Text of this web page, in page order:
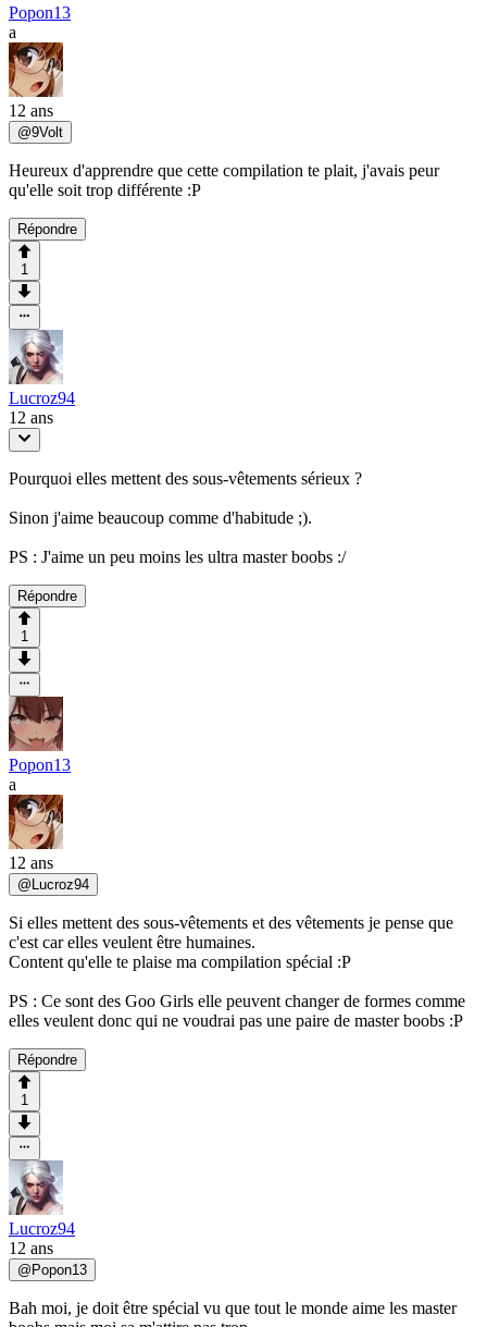
Popon13
a
12 ans
@9Volt
Heureux d'apprendre que cette compilation te plait, j'avais peur
qu'elle soit trop différente :P
Répondre
1
Lucroz94
12 ans
Pourquoi elles mettent des sous-vêtements sérieux ?
Sinon j'aime beaucoup comme d'habitude ;).
PS : J'aime un peu moins les ultra master boobs :/
Répondre
1
Popon13
a
12 ans
@ Lucroz94
Si elles mettent des sous-vêtements et des vêtements je pense que
c'est car elles veulent être humaines.
Content qu'elle te plaise ma compilation spécial :P
PS : Ce sont des Goo Girls elle peuvent changer de formes comme
elles veulent donc qui ne voudrai pas une paire de master boobs :P
Répondre
1
Lucroz94
12 ans
@ Popon13
Bah moi, je doit être spécial vu que tout le monde aime les master